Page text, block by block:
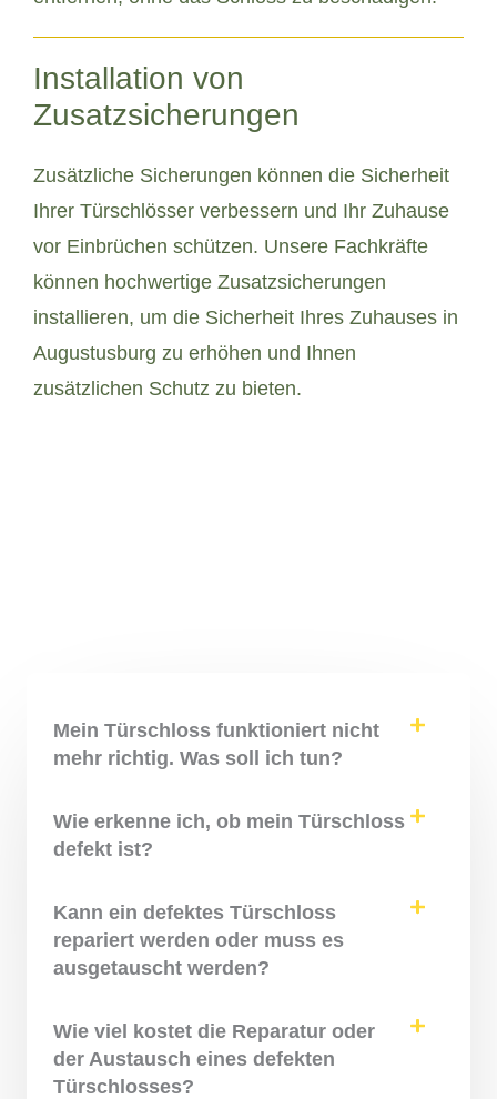
Installation von
Zusatzsicherungen
Zusätzliche Sicherungen können die Sicherheit
Ihrer Türschlösser verbessern und Ihr Zuhause
vor Einbrüchen schützen. Unsere Fachkräfte
können hochwertige Zusatzsicherungen
installieren, um die Sicherheit Ihres Zuhauses in
Augustusburg zu erhöhen und Ihnen
zusätzlichen Schutz zu bieten.
Mein Türschloss funktioniert nicht
mehr richtig. Was soll ich tun?
Wie erkenne ich, ob mein Türschloss
defekt ist?
Kann ein defektes Türschloss
repariert werden oder muss es
ausgetauscht werden?
Wie viel kostet die Reparatur oder
der Austausch eines defekten
Türschlosses?